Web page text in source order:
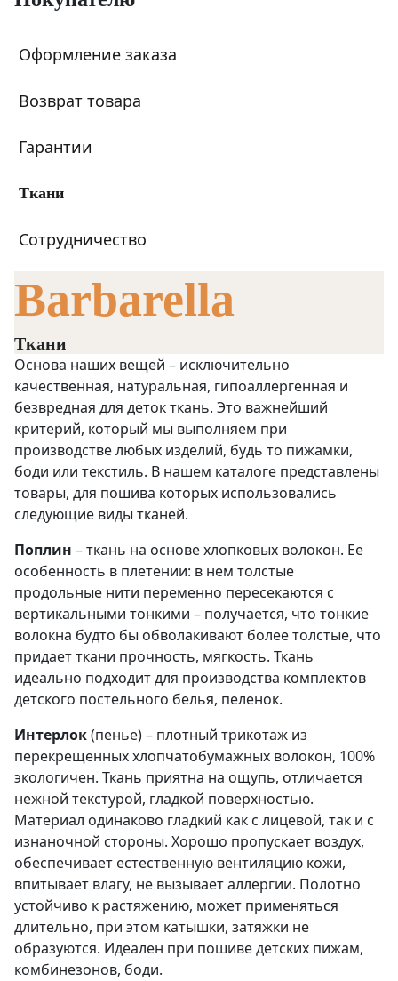
Оформление заказа
Возврат товара
Гарантии
Ткани
Сотрудничество
Barbarella
Ткани
Основа наших вещей – исключительно
качественная, натуральная, гипоаллергенная и
безвредная для деток ткань. Это важнейший
критерий, который мы выполняем при
производстве любых изделий, будь то пижамки,
боди или текстиль. В нашем каталоге представлены
товары, для пошива которых использовались
следующие виды тканей.
Поплин – ткань на основе хлопковых волокон. Ее
особенность в плетении: в нем толстые
продольные нити переменно пересекаются с
вертикальными тонкими – получается, что тонкие
волокна будто бы обволакивают более толстые, что
придает ткани прочность, мягкость. Ткань
идеально подходит для производства комплектов
детского постельного белья, пеленок.
Интерлок(пенье) – плотный трикотаж из
перекрещенных хлопчатобумажных волокон, 100%
экологичен. Ткань приятна на ощупь, отличается
нежной текстурой, гладкой поверхностью.
Материал одинаково гладкий как с лицевой, так и с
изнаночной стороны. Хорошо пропускает воздух,
обеспечивает естественную вентиляцию кожи,
впитывает влагу, не вызывает аллергии. Полотно
устойчиво к растяжению, может применяться
длительно, при этом катышки, затяжки не
образуются. Идеален при пошиве детских пижам,
комбинезонов, боди.